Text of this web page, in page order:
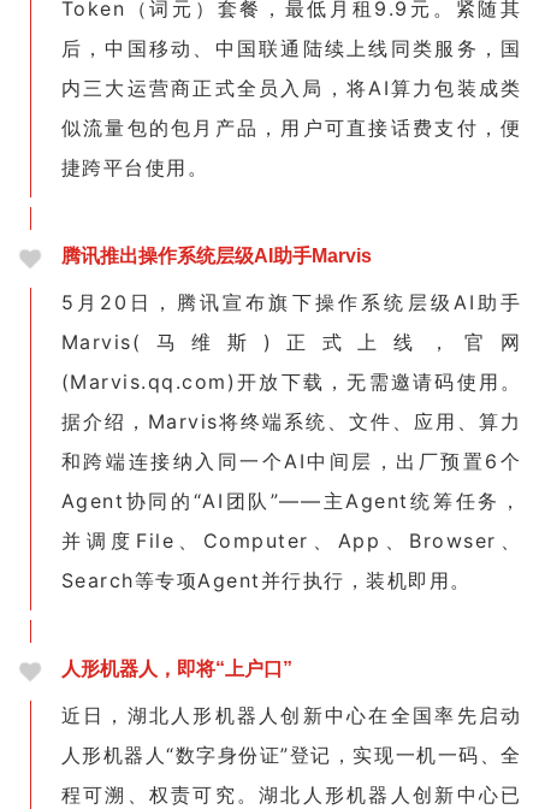
Token（词元）套餐，最低月租9.9元。紧随其
后，中国移动、中国联通陆续上线同类服务，国
内三大运营商正式全员入局，将AI算力包装成类
似流量包的包月产品，用户可直接话费支付，便
捷跨平台使用。
腾讯推出操作系统层级AI助手Marvis
5月20日，腾讯宣布旗下操作系统层级AI助手
Marvis(马维斯)正式上线，官网
(Marvis.qq.com)开放下载，无需邀请码使用。
据介绍，Marvis将终端系统、文件、应用、算力
和跨端连接纳入同一个AI中间层，出厂预置6个
Agent协同的“AI团队”——主Agent统筹任务，
并调度File、Computer、App、Browser、
Search等专项Agent并行执行，装机即用。
人形机器人，即将“上户口”
近日，湖北人形机器人创新中心在全国率先启动
人形机器人“数字身份证”登记，实现一机一码、全
程可溯、权责可究。湖北人形机器人创新中心已